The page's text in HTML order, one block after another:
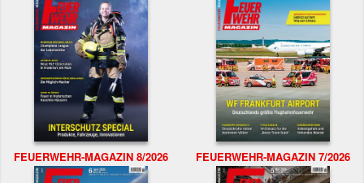
FEUERWEHR-MAGAZIN 8/2026 FEUERWEHR-MAGAZIN 7/2026